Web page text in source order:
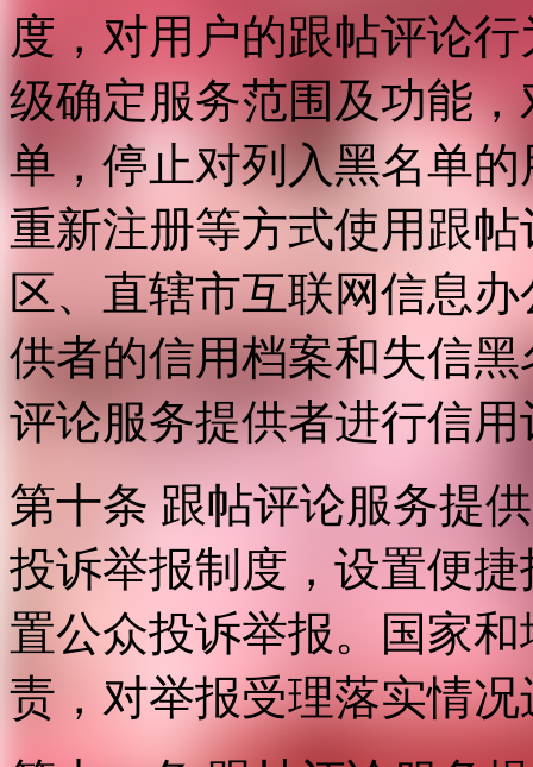
度，对用户的跟帖评论
级确定服务范围及功能
单，停止对列入黑名单
重新注册等方式使用跟
区、直辖市互联网信息
供者的信用档案和失信
评论服务提供者进行信用
第十条 跟帖评论服务提
投诉举报制度，设置便
置公众投诉举报。国家
责，对举报受理落实情